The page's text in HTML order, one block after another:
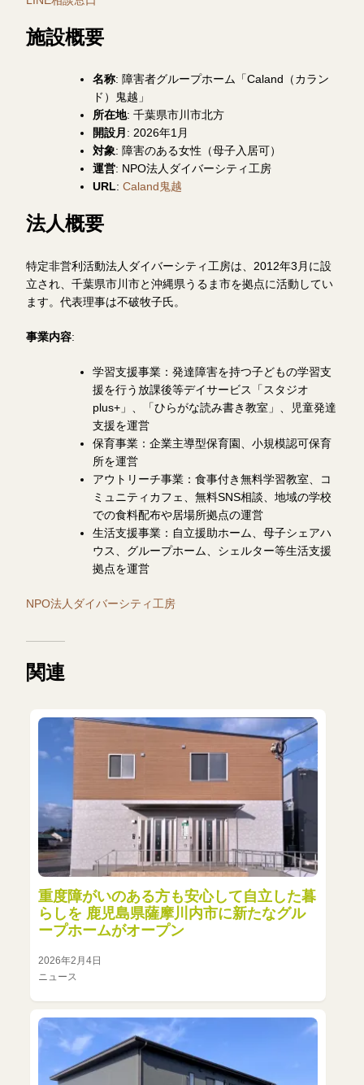
施設概要
名称: 障害者グループホーム「Caland（カラン
ド）鬼越」
所在地: 千葉県市川市北方
開設月 : 2026年1月
対象: 障害のある女性（母子入居可）
運営: NPO法人ダイバーシティ工房
URL: Caland鬼越
法人概要
特定非営利活動法人ダイバーシティ工房は、2012年3月に設
立され、千葉県市川市と沖縄県うるま市を拠点に活動してい
ます。代表理事は不破牧子氏。
事業内容:
学習支援事業：発達障害を持つ子どもの学習支
援を行う放課後等デイサービス「スタジオ
plus+」、「ひらがな読み書き教室」、児童発達
支援を運営
保育事業：企業主導型保育園、小規模認可保育
所を運営
アウトリーチ事業：食事付き無料学習教室、コ
ミュニティカフェ、無料SNS相談、地域の学校
での食料配布や居場所拠点の運営
生活支援事業：自立援助ホーム、母子シェアハ
ウス、グループホーム、シェルター等生活支援
拠点を運営
NPO法人ダイバーシティ工房
関連
重度障がいのある方も安心して自立した暮
らしを 鹿児島県薩摩川内市に新たなグル
ープホームがオープン
2026年2月4日
ニュース